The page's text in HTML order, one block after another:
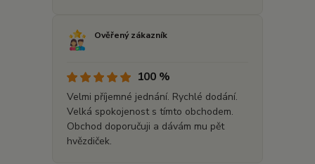
Ověřený zákazník
100 %
Velmi příjemné jednání. Rychlé dodání.
Velká spokojenost s tímto obchodem.
Obchod doporučuji a dávám mu pět
hvězdiček.